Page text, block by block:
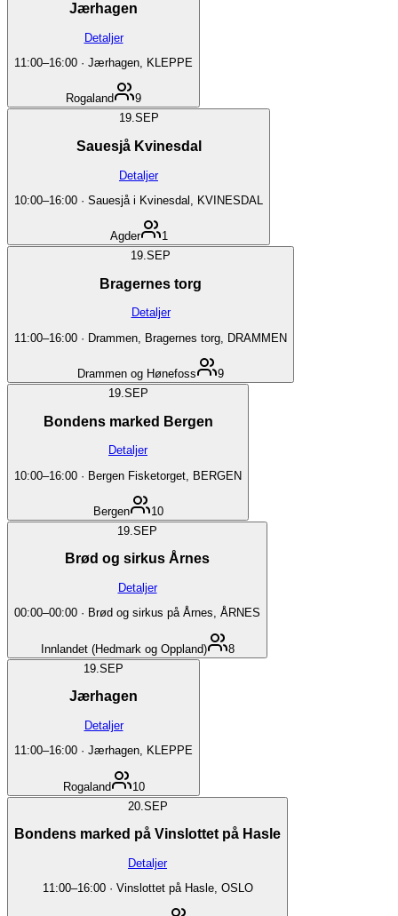
Jærhagen
Detaljer
11:00–16:00 · Jærhagen, KLEPPE
Rogaland
9
19.SEP
Sauesjå Kvinesdal
Detaljer
10:00–16:00 · Sauesjå i Kvinesdal, KVINESDAL
Agder
1
19.SEP
Bragernes torg
Detaljer
11:00–16:00 · Drammen, Bragernes torg, DRAMMEN
Drammen og Hønefoss
9
19.SEP
Bondens marked Bergen
Detaljer
10:00–16:00 · Bergen Fisketorget, BERGEN
Bergen
10
19. SEP
Brød og sirkus Årnes
Detaljer
00:00–00:00 · Brød og sirkus på Årnes, ÅRNES
Innlandet (Hedmark og Oppland)
8
19. SEP
Jærhagen
Detaljer
11:00–16:00 · Jærhagen, KLEPPE
Rogaland
10
20. SEP
Bondens marked på Vinslottet på Hasle
Detaljer
11:00–16:00· Vinslottet på Hasle, OSLO